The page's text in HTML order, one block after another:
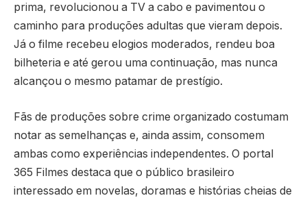
prima, revolucionou a TV a cabo e pavimentou o
caminho para produções adultas que vieram depois.
Já o filme recebeu elogios moderados, rendeu boa
bilheteria e até gerou uma continuação, mas nunca
alcançou o mesmo patamar de prestígio.
Fãs de produções sobre crime organizado costumam
notar as semelhanças e, ainda assim, consomem
ambas como experiências independentes. O portal
365 Filmes destaca que o público brasileiro
interessado em novelas, doramas e histórias cheias de